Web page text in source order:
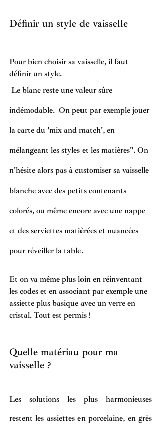
Définir un style de vaisselle
Pour bien choisir sa vaisselle, il faut
définir un style.
indémodable.  On peut par exemple jouer
la carte du 'mix and match', en
mélangeant les styles et les matières". On
n'hésite alors pas à customiser sa vaisselle
blanche avec des petits contenants
colorés, ou même encore avec une nappe
et des serviettes matièrées et nuancées
pour réveiller la table.
Et on va même plus loin en réinventant
les codes et en associant par exemple une
assiette plus basique avec un verre en
cristal. Tout est permis !
Quelle matériau pour ma
vaisselle ?
Les solutions les plus harmonieuses
restent les assiettes en porcelaine, en grès